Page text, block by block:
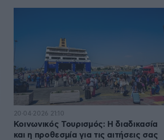
20·04·2026 21:10
Κοινωνικός Τουρισμός: Η διαδικασία
και η προθεσμία για τις αιτήσεις σας